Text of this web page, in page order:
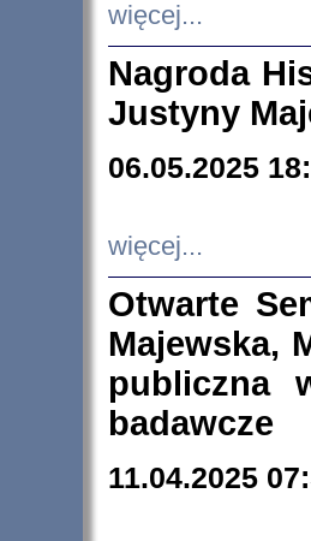
więcej...
Nagroda
Justyny
06.05.2025
więcej...
Otwarte
Majewska,
publiczna
badawcze
11.04.2025